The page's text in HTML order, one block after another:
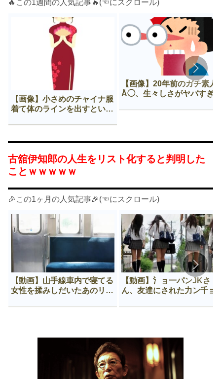
🔥この1週間の人気記事🔥(☜にスクロール)
【画像】小さめのチャイナ服
着て体のラインを出すという
【画像】20年前のガチ素人
Å◯、生々しさがヤバすぎ
古舘伊知郎の人生をリスト化すると判明した
ことｗｗｗｗｗ
🎉この1ヶ月の人気記事🎉(☜にスクロール)
【動画】山手線車内で寝てる
女性を揉みしだいたあのリー
【動画】氵ョ一パンJKさ
ん、友達にされた力ン千ョ